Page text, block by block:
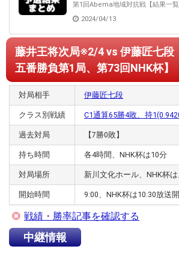
第1回Abema地域対抗戦【結果一
2024/04/13
藤井王将次局※2/4 vs 伊藤匠七段
五番勝負第1局、第73回NHK杯】
対局相手 伊藤匠七段
クラス別戦績 C1通算65勝4敗、持
過去対局 【7勝0敗】
持ち時間 各4時間、NHK杯は10分
対局場所 新川文化ホール、NHK杯
開始時間 9:00、NHK杯は10:30放送
戦績・勝率記事を確認する
中継情報